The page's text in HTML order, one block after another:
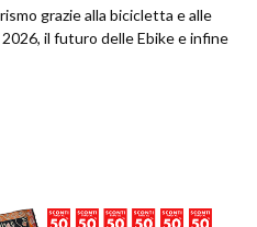
grazie alla bicicletta e alle
il futuro delle Ebike e infine